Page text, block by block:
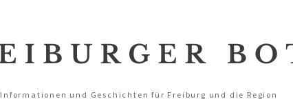
Informationen und Geschichten für Freiburg und die Region